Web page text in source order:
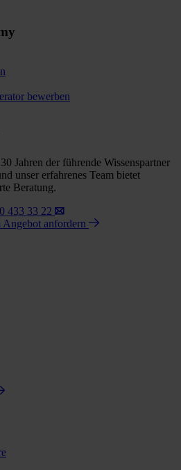
bewerben
Jahren der führende Wissenspartner
unser erfahrenes Team bietet
Beratung.
433 33 22
Angebot anfordern